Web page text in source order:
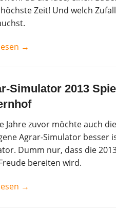
höchste Zeit! Und welch
→
Simulator 2013
Jahre zuvor möchte auch
Agrar-Simulator besser
Dumm nur, dass die
bereiten wird.
→